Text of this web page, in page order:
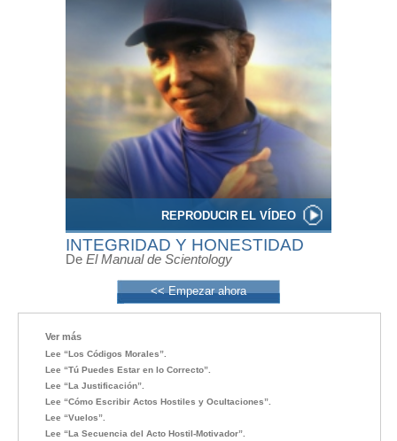
REPRODUCIR EL VÍDEO
INTEGRIDAD Y HONESTIDAD
De El Manual de Scientology
<< Empezar ahora
Ver más
Lee “Los Códigos Morales”.
Lee “Tú Puedes Estar en lo Correcto”.
Lee “La Justificación”.
Lee “Cómo Escribir Actos Hostiles y Ocultaciones”.
Lee “Vuelos”.
Lee “La Secuencia del Acto Hostil-Motivador”.